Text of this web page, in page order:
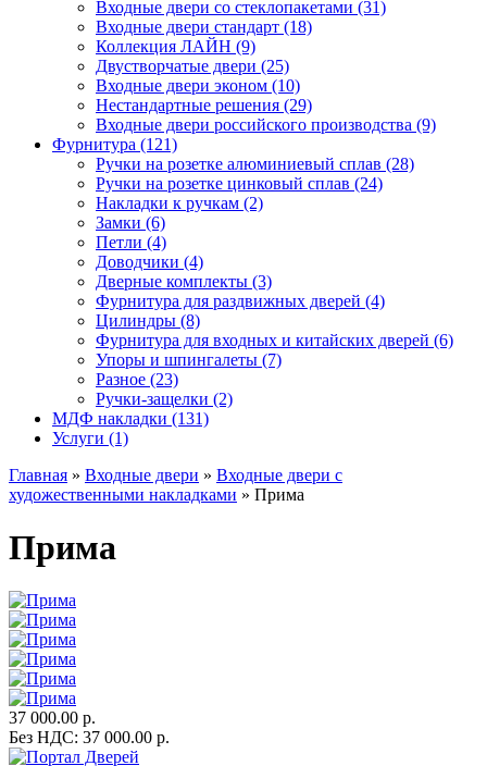
Входные двери со стеклопакетами (31)
Входные двери стандарт (18)
Коллекция ЛАЙН (9)
Двустворчатые двери (25)
Входные двери эконом (10)
Нестандартные решения (29)
Входные двери российского производства (9)
Фурнитура (121)
Ручки на розетке алюминиевый сплав (28)
Ручки на розетке цинковый сплав (24)
Накладки к ручкам (2)
Замки (6)
Петли (4)
Доводчики (4)
Дверные комплекты (3)
Фурнитура для раздвижных дверей (4)
Цилиндры (8)
Фурнитура для входных и китайских дверей (6)
Упоры и шпингалеты (7)
Разное (23)
Ручки-защелки (2)
МДФ накладки (131)
Услуги (1)
Главная » Входные двери » Входные двери с
художественными накладками » Прима
Прима
37 000.00 р.
Без НДС: 37 000.00 р.